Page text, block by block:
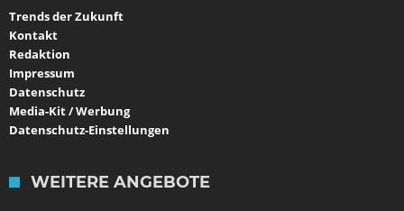
Trends der Zukunft
Kontakt
Redaktion
Impressum
Datenschutz
Media-Kit / Werbung
Datenschutz-Einstellungen
WEITERE ANGEBOTE